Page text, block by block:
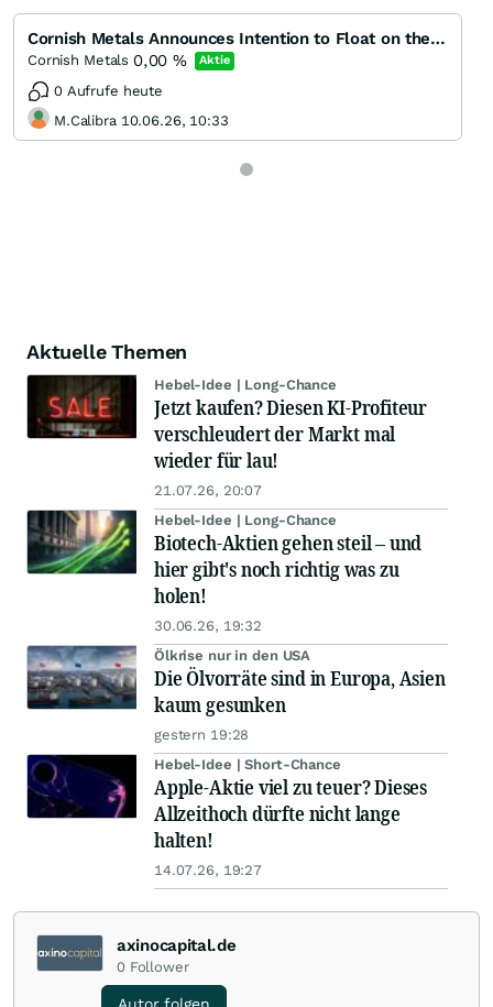
Cornish Metals Announces Intention to Float on the AIM Market of the London Stock Exchange and an Eq
Cornish Metals 0,00 % Aktie
0 Aufrufe heute
M.Calibra 10.06.26, 10:33
Aktuelle Themen
Hebel-Idee | Long-Chance
Jetzt kaufen? Diesen KI-Profiteur
verschleudert der Markt mal
wieder für lau!
21.07.26, 20:07
Hebel-Idee | Long-Chance
Biotech-Aktien gehen steil – und
hier gibt's noch richtig was zu
holen!
30.06.26, 19:32
Ölkrise nur in den USA
Die Ölvorräte sind in Europa, Asien
kaum gesunken
gestern 19:28
Hebel-Idee | Short-Chance
Apple-Aktie viel zu teuer? Dieses
Allzeithoch dürfte nicht lange
halten!
14.07.26, 19:27
axinocapital.de
0 Follower